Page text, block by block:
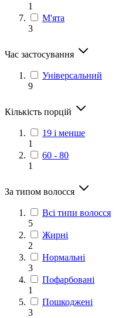
1
М'ята
3
Час застосування
Універсальний
9
Кількість порцій
19 і менше
1
60 - 80
1
За типом волосся
Всі типи волосся
5
Жирні
2
Нормальні
3
Пофарбовані
1
Пошкоджені
3